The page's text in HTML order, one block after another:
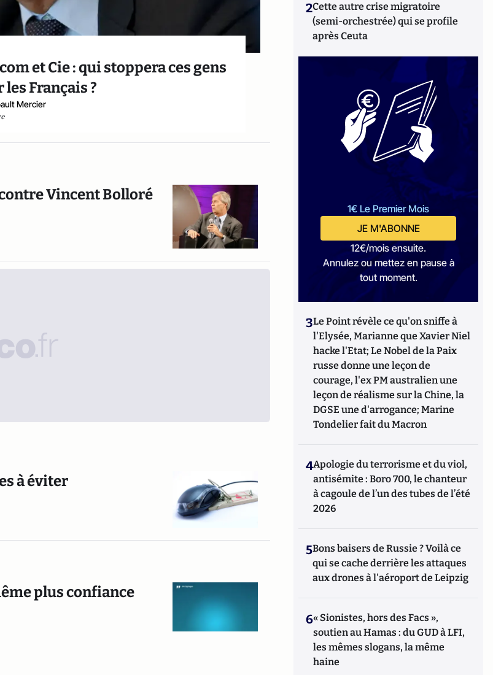
et Cie : qui stoppera ces gens
Français ?
Mercier
Vincent Bolloré
à éviter
plus confiance
2Cette autre crise migratoire
(semi-orchestrée) qui se profile
après Ceuta
1€ Le Premier Mois
JE M'ABONNE
12€/mois ensuite.
Annulez ou mettez en pause à
tout moment.
3Le Point révèle ce qu'on sniffe à
l'Elysée, Marianne que Xavier Niel
hacke l'Etat; Le Nobel de la Paix
russe donne une leçon de
courage, l'ex PM australien une
leçon de réalisme sur la Chine, la
DGSE une d'arrogance; Marine
Tondelier fait du Macron
4Apologie du terrorisme et du viol,
antisémite : Boro 700, le chanteur
à cagoule de l’un des tubes de l’été
2026
5Bons baisers de Russie ? Voilà ce
qui se cache derrière les attaques
aux drones à l'aéroport de Leipzig
6« Sionistes, hors des Facs »,
soutien au Hamas : du GUD à LFI,
les mêmes slogans, la même
haine